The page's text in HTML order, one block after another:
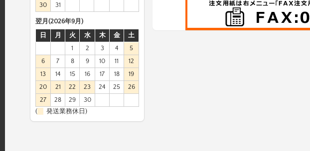
30
31
翌月(2026年9月)
日
月 火 水 木 金
土
1
2 3 4
5
6
7 8 9 10 11
12
13
14 15 16 17 18
19
20
21 22 23 24 25
26
27
28 29
30
(
発送業務休日)